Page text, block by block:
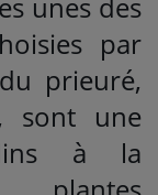
par
prieuré,
sont une
à la